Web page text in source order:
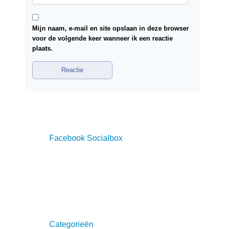
Mijn naam, e-mail en site opslaan in deze browser
voor de volgende keer wanneer ik een reactie
plaats.
Facebook Socialbox
Categorieën